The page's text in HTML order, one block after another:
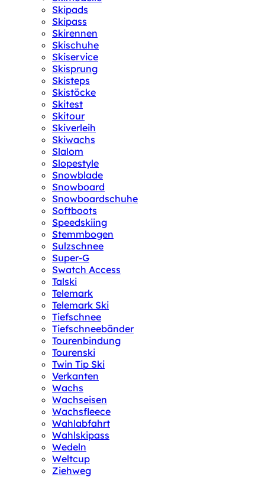
Skipads
Skipass
Skirennen
Skischuhe
Skiservice
Skisprung
Skisteps
Skistöcke
Skitest
Skitour
Skiverleih
Skiwachs
Slalom
Slopestyle
Snowblade
Snowboard
Snowboardschuhe
Softboots
Speedskiing
Stemmbogen
Sulzschnee
Super-G
Swatch Access
Talski
Telemark
Telemark Ski
Tiefschnee
Tiefschneebänder
Tourenbindung
Tourenski
Twin Tip Ski
Verkanten
Wachs
Wachseisen
Wachsfleece
Wahlabfahrt
Wahlskipass
Wedeln
Weltcup
Ziehweg